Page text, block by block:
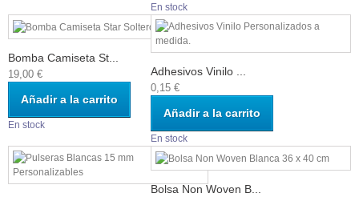
En stock
Bomba Camiseta St...
19,00 €
Añadir a la carrito
En stock
Adhesivos Vinilo ...
0,15 €
Añadir a la carrito
En stock
Bolsa Non Woven B...